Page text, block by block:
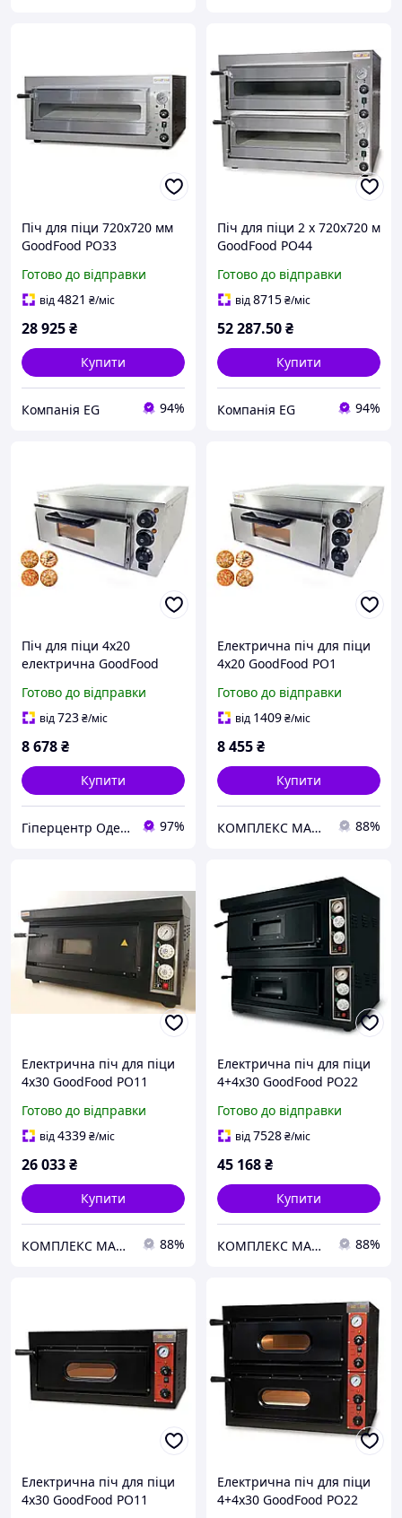
Піч для піци 720x720 мм
GoodFood PO33
Готово до відправки
від4821 ₴/міс
28 925₴
Купити
Компанія EG 94%
Піч для піци 2 х 720х720 м
GoodFood PO44
Готово до відправки
від8715₴/міс
52 287.50₴
Купити
Компанія EG 94%
Піч для піци 4х20
електрична GoodFood
Готово до відправки
від723₴/міс
8 678₴
Купити
Гіперцентр Одеса - електроінструмент, такелаж, торгове обладнання 97%
Електрична піч для піци
4х20 GoodFood PO1
Готово до відправки
від 1409₴/міс
8 455₴
Купити
КОМПЛЕКС МАРКЕТ 88%
Електрична піч для піци
4х30 GoodFood PO11
Готово до відправки
від4339₴/міс
26 033₴
Купити
КОМПЛЕКС МАРКЕТ 88%
Електрична піч для піци
4+4х30 GoodFood PO22
Готово до відправки
від7528₴/міс
45 168₴
Купити
КОМПЛЕКС МАРКЕТ 88%
Електрична піч для піци
4х30 GoodFood PO11
Електрична піч для піци
4+4х30 GoodFood PO22